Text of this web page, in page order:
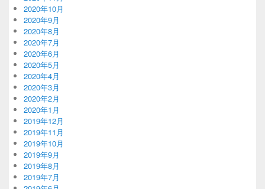
2020年10月
2020年9月
2020年8月
2020年7月
2020年6月
2020年5月
2020年4月
2020年3月
2020年2月
2020年1月
2019年12月
2019年11月
2019年10月
2019年9月
2019年8月
2019年7月